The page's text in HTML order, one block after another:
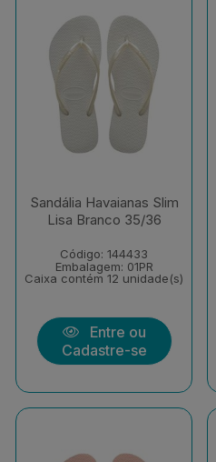
Sandália Havaianas Slim
Lisa Branco 35/36
Código: 144433
Embalagem: 01PR
Caixa contém 12 unidade(s)
Entre ou
Cadastre-se